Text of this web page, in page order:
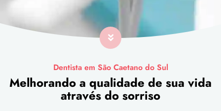
Dentista em São Caetano do Sul
Melhorando a qualidade de sua vida
através do sorriso